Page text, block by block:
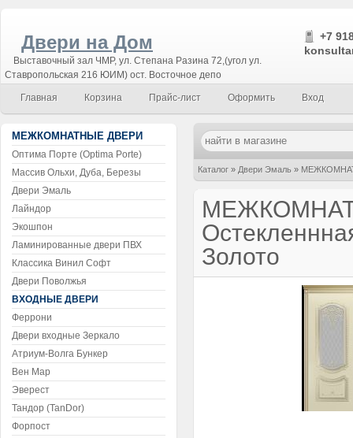
Двери на Дом
Выставочный зал ЧМР, ул. Степана Разина 72,(угол ул.
Ставропольская 216 ЮИМ) ост. Восточное депо
+7
Главная Корзина Прайс-лист Оформить Вход
Каталог » Двери Эмаль »
Золото
МЕЖКОМНАТНЫЕ ДВЕРИ
Оптима Порте (Optima Porte)
Массив Ольхи, Дуба, Березы
Двери Эмаль
Лайндор
Экошпон
Ламинированные двери ПВХ
Классика Винил Софт
Двери Поволжья
ВХОДНЫЕ ДВЕРИ
Феррони
Двери входные Зеркало
Атриум-Волга Бункер
Вен Мар
Эверест
Тандор (TanDor)
Форпост